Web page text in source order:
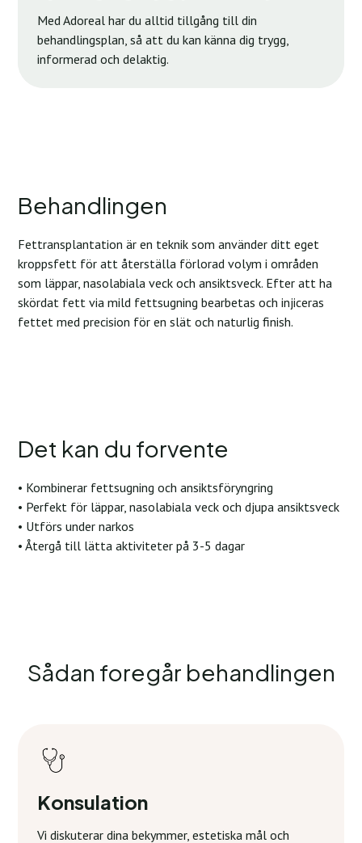
Med Adoreal har du alltid tillgång till din
behandlingsplan, så att du kan känna dig trygg,
informerad och delaktig.
Behandlingen
Fettransplantation är en teknik som använder ditt eget
kroppsfett för att återställa förlorad volym i områden
som läppar, nasolabiala veck och ansiktsveck. Efter att ha
skördat fett via mild fettsugning bearbetas och injiceras
fettet med precision för en slät och naturlig finish.
Det kan du forvente
• Kombinerar fettsugning och ansiktsföryngring
• Perfekt för läppar, nasolabiala veck och djupa ansiktsveck
• Utförs under narkos
• Återgå till lätta aktiviteter på 3-5 dagar
Sådan foregår behandlingen
Konsulation
Vi diskuterar dina bekymmer, estetiska mål och